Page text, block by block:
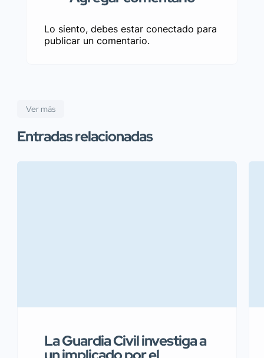
Lo siento, debes estar conectado para
publicar un comentario.
Ver más
Entradas relacionadas
La Guardia Civil investiga a